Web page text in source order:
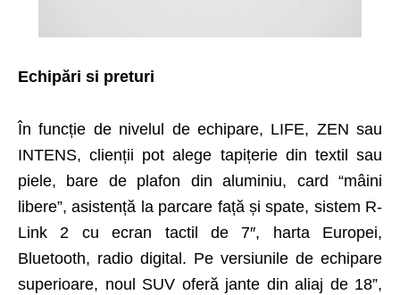
Echipări si preturi
În funcție de nivelul de echipare, LIFE, ZEN sau
INTENS, clienții pot alege tapițerie din textil sau
piele, bare de plafon din aluminiu, card “mâini
libere”, asistență la parcare față și spate, sistem R-
Link 2 cu ecran tactil de 7″, harta Europei,
Bluetooth, radio digital. Pe versiunile de echipare
superioare, noul SUV oferă jante din aliaj de 18”,